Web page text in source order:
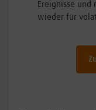
Ereignisse
wieder für